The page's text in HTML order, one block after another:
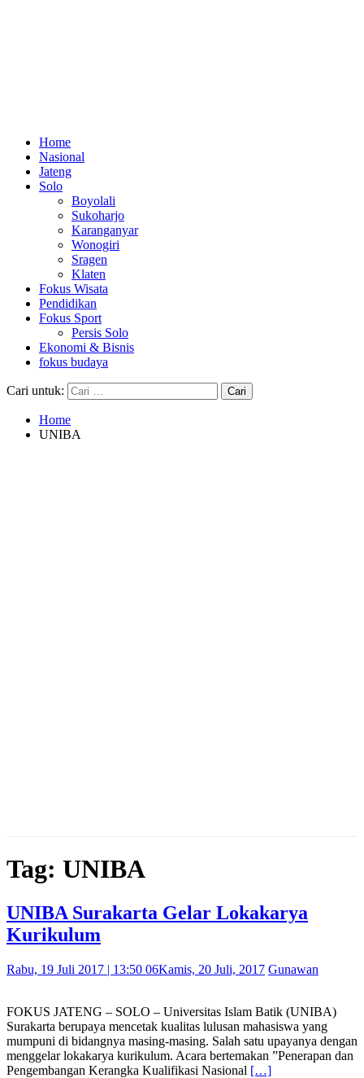
Home
Nasional
Jateng
Solo
Boyolali
Sukoharjo
Karanganyar
Wonogiri
Sragen
Klaten
Fokus Wisata
Pendidikan
Fokus Sport
Persis Solo
Ekonomi & Bisnis
fokus budaya
Cari untuk:
Home
UNIBA
Tag: UNIBA
UNIBA Surakarta Gelar Lokakarya
Kurikulum
Rabu, 19 Juli 2017 | 13:50 06Kamis, 20 Juli, 2017 Gunawan
FOKUS JATENG – SOLO – Universitas Islam Batik (UNIBA)
Surakarta berupaya mencetak kualitas lulusan mahasiswa yang
mumpuni di bidangnya masing-masing. Salah satu upayanya dengan
menggelar lokakarya kurikulum. Acara bertemakan ”Penerapan dan
Pengembangan Kerangka Kualifikasi Nasional […]